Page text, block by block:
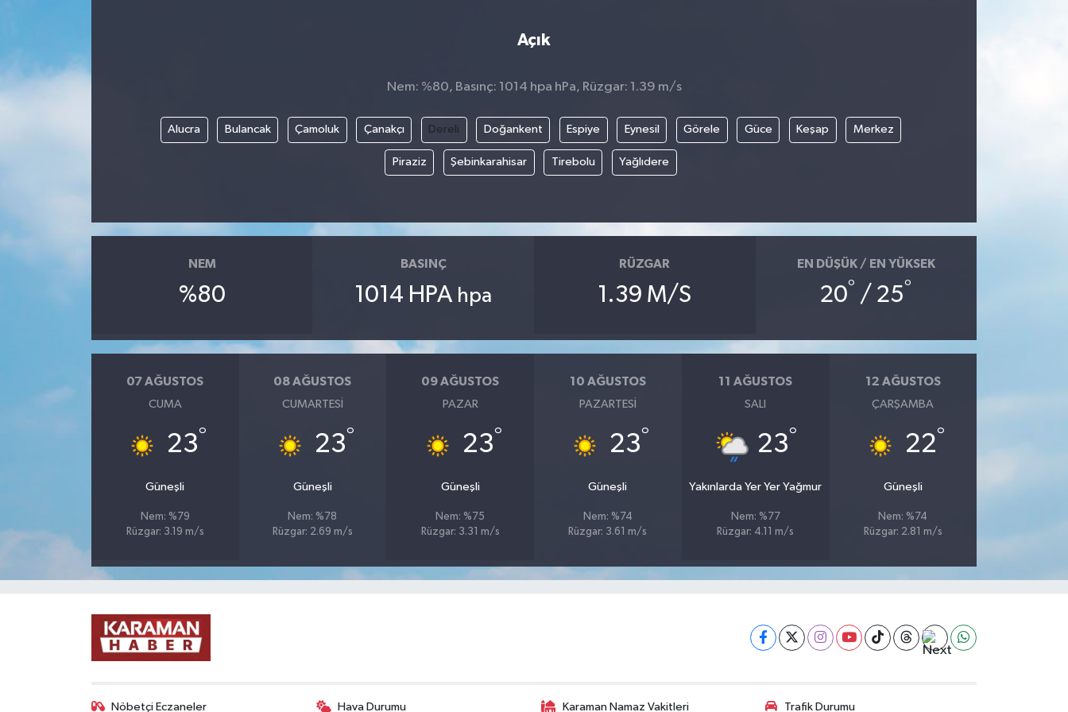
Açık
Nem: %80, Basınç: 1014 hpa hPa, Rüzgar: 1.39 m/s
Alucra Bulancak Çamoluk Çanakçı Dereli Doğankent Espiye Eynesil Görele Güce Keşap Merkez
Piraziz Şebinkarahisar Tirebolu Yağlıdere
NEM
%80
BASINÇ
1014 HPA hpa
RÜZGAR
1.39 M/S
EN DÜŞÜK / EN YÜKSEK
20° / 25°
07 AĞUSTOS
CUMA
23°
Güneşli
Nem: %79
Rüzgar: 3.19 m/s
08 AĞUSTOS
CUMARTESI
23°
Güneşli
Nem: %78
Rüzgar: 2.69 m/s
09 AĞUSTOS
PAZAR
23°
Güneşli
Nem: %75
Rüzgar: 3.31 m/s
10 AĞUSTOS
PAZARTESI
23°
Güneşli
Nem: %74
Rüzgar: 3.61 m/s
11 AĞUSTOS
SALI
23°
Yakınlarda Yer Yer Yağmur
Nem: %77
Rüzgar: 4.11 m/s
12 AĞUSTOS
ÇARŞAMBA
22°
Güneşli
Nem: %74
Rüzgar: 2.81 m/s
Nöbetçi Eczaneler Hava Durumu Karaman Namaz Vakitleri Trafik Durumu
Spor